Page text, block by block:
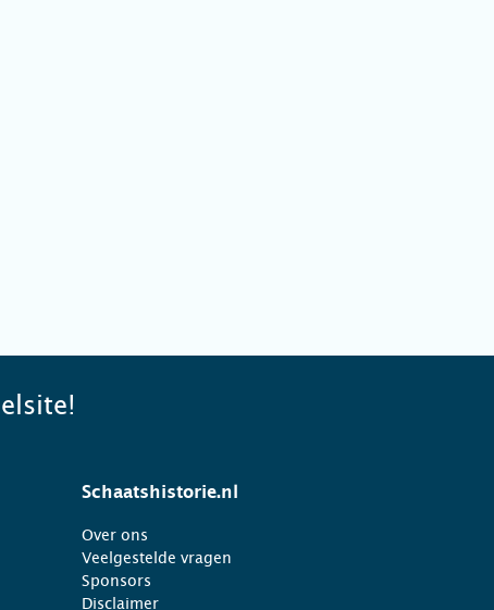
Schaatshistorie.nl
Over ons
Veelgestelde vragen
Sponsors
Disclaimer